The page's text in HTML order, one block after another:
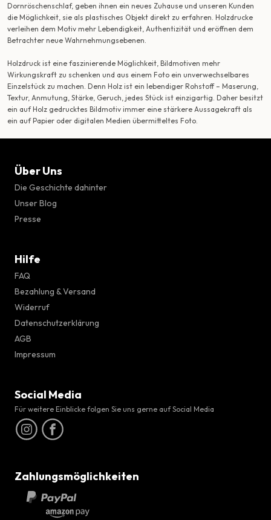
Dornröschenschlaf, geben ihnen ein neues Zuhause und unseren Kunden
die Möglichkeit, sie als plastisches Objekt direkt zu erfahren. Holzdrucke
verleihen dem Motiv mehr Lebendigkeit, Authentizität und eröffnen dem
Betrachter neue Wahrnehmungsebenen.
Holzdruck ist eine faszinierende Möglichkeit, Bildmotiven mehr
Wirkungskraft zu schenken und aus einem Foto ein unverwechselbares
Einzelstück zu machen. Denn Holz ist ein lebendiger Rohstoff – Maserung,
Textur, Anmutung, Stärke, Geruch, jedes Stück ist einzigartig. Daher besitzt
ein auf Holz gedrucktes Bildmotiv immer eine stärkere Aussagekraft als
ein auf Papier oder digitalen Medien übermitteltes Foto.
Über Uns
Die Geschichte dahinter
Unser Blog
Presse
Hilfe
FAQ
Bezahlung & Versand
Widerruf
Datenschutzerklärung
AGB
Impressum
Social Media
Für weitere Einblicke folgen Sie uns gerne auf Social Media
Zahlungsmöglichkeiten